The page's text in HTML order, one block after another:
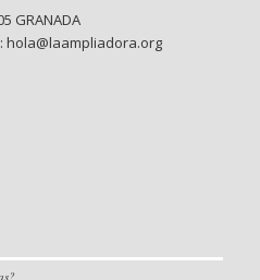
GRANADA
hola@laampliadora.org